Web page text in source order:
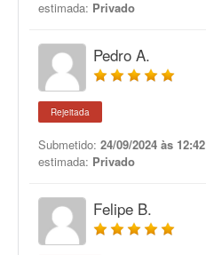
estimada: Privado
Pedro A.
Rejeitada
Submetido: 24/09/2024 às 12:42
estimada: Privado
Felipe B.